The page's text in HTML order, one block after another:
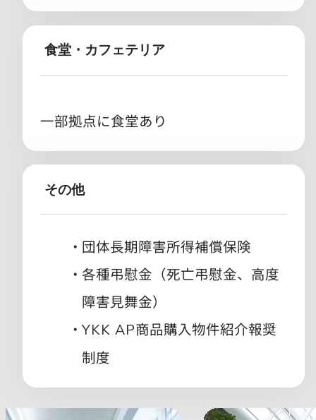
食堂・カフェテリア
一部拠点に食堂あり
その他
団体長期障害所得補償保険
各種弔慰金（死亡弔慰金、高度
障害見舞金）
YKK AP商品購入物件紹介報奨
制度